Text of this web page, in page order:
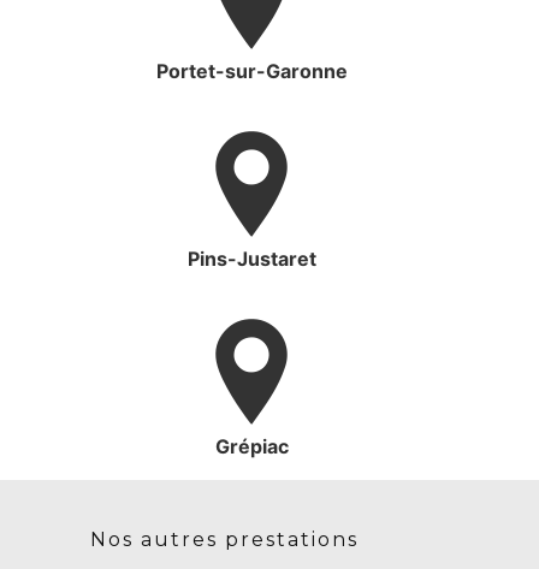
Portet-sur-Garonne
Pins-Justaret
Grépiac
Nos autres prestations